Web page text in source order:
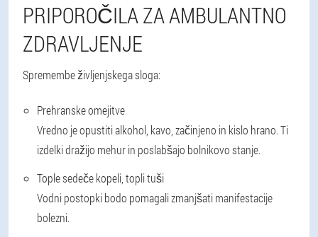
PRIPOROČILA ZA AMBULANTNO
ZDRAVLJENJE
Spremembe življenjskega sloga:
Prehranske omejitve
Vredno je opustiti alkohol, kavo, začinjeno in kislo hrano. Ti
izdelki dražijo mehur in poslabšajo bolnikovo stanje.
Tople sedeče kopeli, topli tuši
Vodni postopki bodo pomagali zmanjšati manifestacije
bolezni.